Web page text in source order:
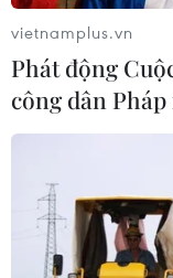
Dầu thô
eo biển
Thế giới mất
xung đột
Giá dầu thô
phán hòa
vietnamplus.vn
Phát động
công dân